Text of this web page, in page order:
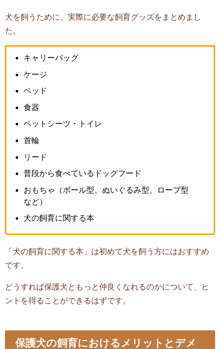
犬を飼うために、実際に必要な飼育グッズをまとめまし
た。
キャリーバッグ
ケージ
ベッド
食器
ペットシーツ・トイレ
首輪
リード
普段から食べているドッグフード
おもちゃ（ボール型、ぬいぐるみ型、ロープ型
など）
犬の飼育に関する本
「犬の飼育に関する本」は初めて犬を飼う方にはおすすめ
です。
どうすれば保護犬ともっと仲良くなれるのかについて、ヒ
ントを得ることができるはずです。
保護犬の飼育におけるメリットとデメ